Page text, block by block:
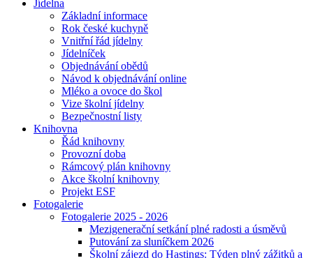
Jídelna
Základní informace
Rok české kuchyně
Vnitřní řád jídelny
Jídelníček
Objednávání obědů
Návod k objednávání online
Mléko a ovoce do škol
Vize školní jídelny
Bezpečnostní listy
Knihovna
Řád knihovny
Provozní doba
Rámcový plán knihovny
Akce školní knihovny
Projekt ESF
Fotogalerie
Fotogalerie 2025 - 2026
Mezigenerační setkání plné radosti a úsměvů
Putování za sluníčkem 2026
Školní zájezd do Hastings: Týden plný zážitků a